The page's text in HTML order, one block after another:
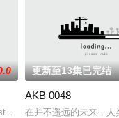
地球之间的摩擦越发扩大。
娘アクビちゃんを主人公
更新至13集已完结
AKB 0048
在并不遥远的未来，